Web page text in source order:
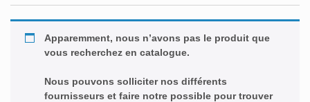
Apparemment, nous n’avons pas le produit que
vous recherchez en catalogue.
Nous pouvons solliciter nos différents
fournisseurs et faire notre possible pour trouver